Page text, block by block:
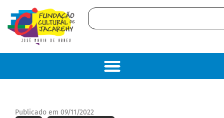
Publicado em 09/11/2022